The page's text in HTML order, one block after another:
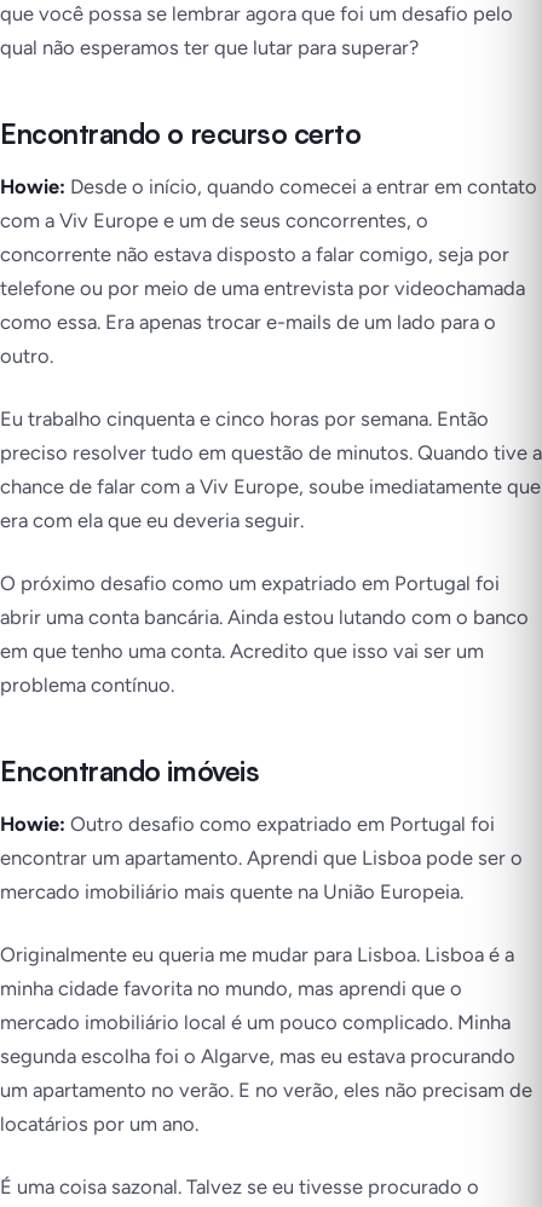
que você possa se lembrar agora que foi um desafio pelo
qual não esperamos ter que lutar para superar?
Encontrando o recurso certo
Howie: Desde o início, quando comecei a entrar em contato
com a Viv Europe e um de seus concorrentes, o
concorrente não estava disposto a falar comigo, seja por
telefone ou por meio de uma entrevista por videochamada
como essa. Era apenas trocar e-mails de um lado para o
outro.
Eu trabalho cinquenta e cinco horas por semana. Então
preciso resolver tudo em questão de minutos. Quando tive a
chance de falar com a Viv Europe, soube imediatamente que
era com ela que eu deveria seguir.
O próximo desafio como um expatriado em Portugal foi
abrir uma conta bancária. Ainda estou lutando com o banco
em que tenho uma conta. Acredito que isso vai ser um
problema contínuo.
Encontrando imóveis
Howie: Outro desafio como expatriado em Portugal foi
encontrar um apartamento. Aprendi que Lisboa pode ser o
mercado imobiliário mais quente na União Europeia.
Originalmente eu queria me mudar para Lisboa. Lisboa é a
minha cidade favorita no mundo, mas aprendi que o
mercado imobiliário local é um pouco complicado. Minha
segunda escolha foi o Algarve, mas eu estava procurando
um apartamento no verão. E no verão, eles não precisam de
locatários por um ano.
É uma coisa sazonal. Talvez se eu tivesse procurado o